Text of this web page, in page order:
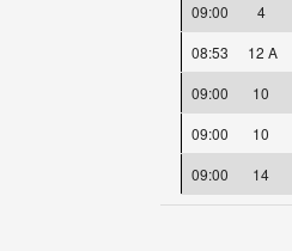
09:00
4
08:53
12 A
09:00
10
09:00
10
09:00
14